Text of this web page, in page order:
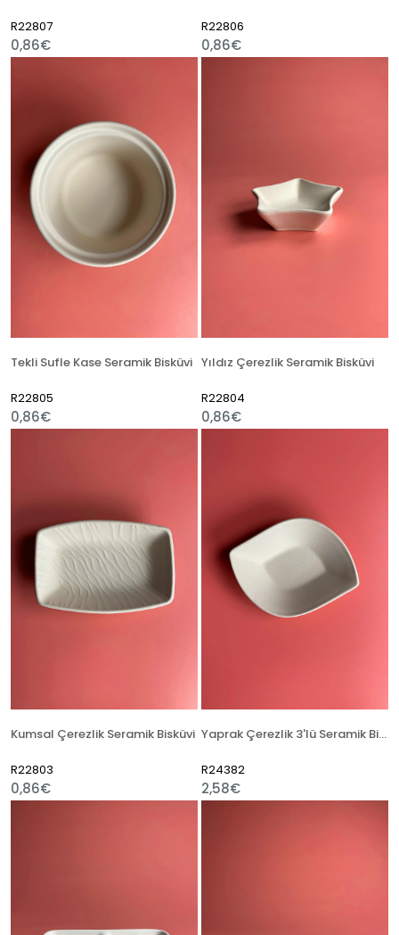
R22807
0,86€
R22806
0,86€
Tekli Sufle Kase Seramik Bisküvi
R22805
0,86€
Yıldız Çerezlik Seramik Bisküvi
R22804
0,86€
Kumsal Çerezlik Seramik Bisküvi
R22803
0,86€
Yaprak Çerezlik 3'lü Seramik Bisküvi
R24382
2,58€